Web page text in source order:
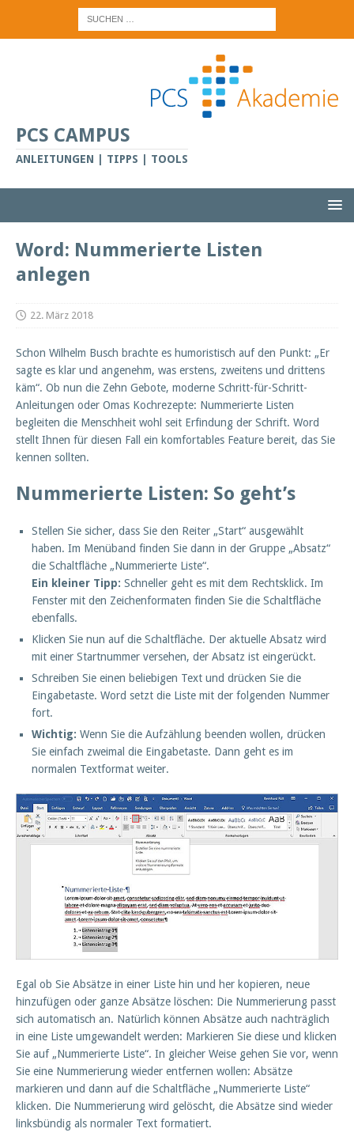
PCS CAMPUS
ANLEITUNGEN | TIPPS | TOOLS
Word: Nummerierte Listen
anlegen
22. März 2018
Schon Wilhelm Busch brachte es humoristisch auf den Punkt: „Er
sagte es klar und angenehm, was erstens, zweitens und drittens
käm“. Ob nun die Zehn Gebote, moderne Schritt-für-Schritt-
Anleitungen oder Omas Kochrezepte: Nummerierte Listen
begleiten die Menschheit wohl seit Erfindung der Schrift. Word
stellt Ihnen für diesen Fall ein komfortables Feature bereit, das Sie
kennen sollten.
Nummerierte Listen: So geht’s
Stellen Sie sicher, dass Sie den Reiter „Start“ ausgewählt
haben. Im Menüband finden Sie dann in der Gruppe „Absatz“
die Schaltfläche „Nummerierte Liste“.
Ein kleiner Tipp: Schneller geht es mit dem Rechtsklick. Im
Fenster mit den Zeichenformaten finden Sie die Schaltfläche
ebenfalls.
Klicken Sie nun auf die Schaltfläche. Der aktuelle Absatz wird
mit einer Startnummer versehen, der Absatz ist eingerückt.
Schreiben Sie einen beliebigen Text und drücken Sie die
Eingabetaste. Word setzt die Liste mit der folgenden Nummer
fort.
Wichtig: Wenn Sie die Aufzählung beenden wollen, drücken
Sie einfach zweimal die Eingabetaste. Dann geht es im
normalen Textformat weiter.
Egal ob Sie Absätze in einer Liste hin und her kopieren, neue
hinzufügen oder ganze Absätze löschen: Die Nummerierung passt
sich automatisch an. Natürlich können Absätze auch nachträglich
in eine Liste umgewandelt werden: Markieren Sie diese und klicken
Sie auf „Nummerierte Liste“. In gleicher Weise gehen Sie vor, wenn
Sie eine Nummerierung wieder entfernen wollen: Absätze
markieren und dann auf die Schaltfläche „Nummerierte Liste“
klicken. Die Nummerierung wird gelöscht, die Absätze sind wieder
linksbündig als normaler Text formatiert.